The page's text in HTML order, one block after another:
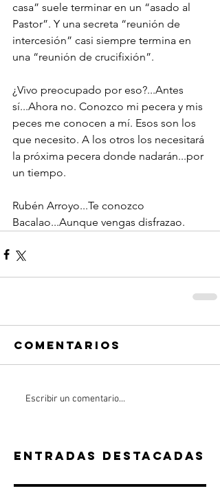
casa” suele terminar en un “asado al
Pastor”. Y una secreta “reunión de
intercesión” casi siempre termina en
una “reunión de crucifixión”.
¿Vivo preocupado por eso?...Antes
sí...Ahora no. Conozco mi pecera y mis
peces me conocen a mí. Esos son los
que necesito. A los otros los necesitará
la próxima pecera donde nadarán...por
un tiempo.
Rubén Arroyo...Te conozco
Bacalao...Aunque vengas disfrazao.
Comentarios
Escribir un comentario...
Entradas destacadas